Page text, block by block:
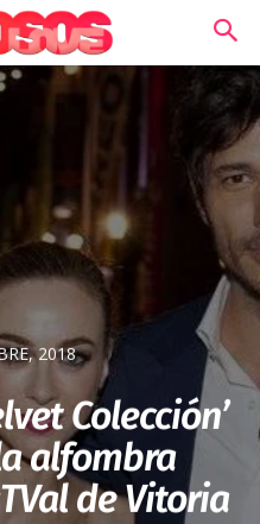
2018
Colección’
alfombra
de Vitoria